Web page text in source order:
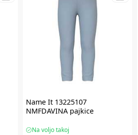
Name It13225107
NMFDAVINA pajkice
Na voljo takoj